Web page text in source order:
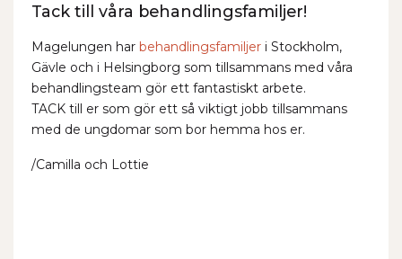
Tack till våra behandlingsfamiljer!
Magelungen har behandlingsfamiljer i Stockholm,
Gävle och i Helsingborg som tillsammans med våra
behandlingsteam gör ett fantastiskt arbete.
TACK till er som gör ett så viktigt jobb tillsammans
med de ungdomar som bor hemma hos er.
/Camilla och Lottie